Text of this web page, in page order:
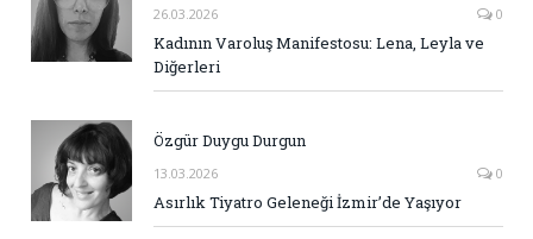
26.03.2026 0
Kadının Varoluş Manifestosu: Lena, Leyla ve
Diğerleri
Özgür Duygu Durgun
13.03.2026 0
Asırlık Tiyatro Geleneği İzmir’de Yaşıyor